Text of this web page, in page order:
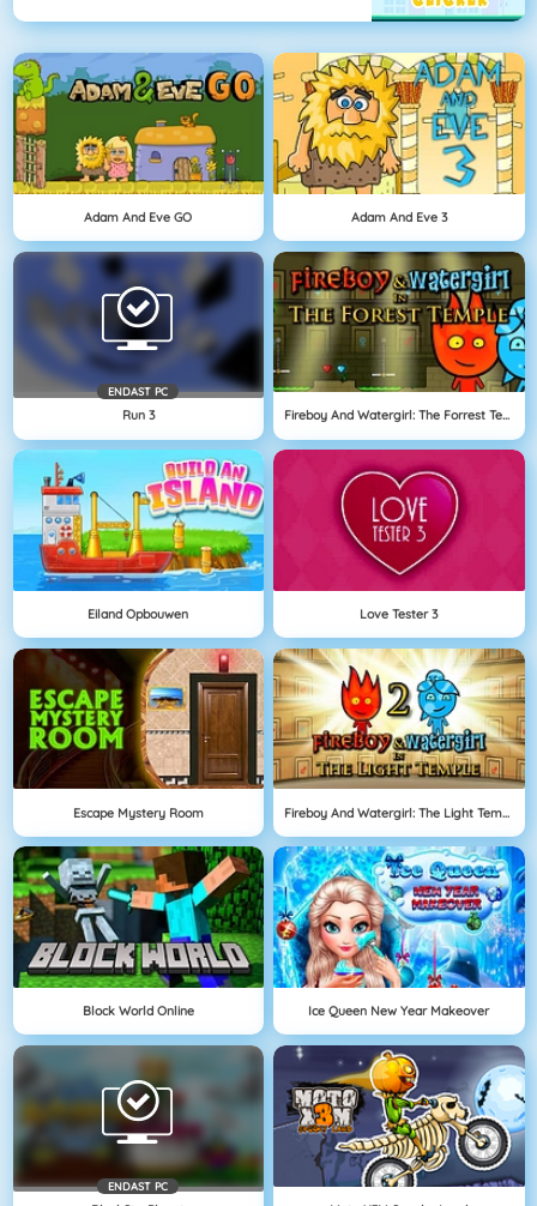
Adam And Eve GO Adam And Eve 3
ENDAST PC
Run 3 Fireboy And Watergirl: The Forrest Temple
Eiland Opbouwen Love Tester 3
Escape Mystery Room Fireboy And Watergirl: The Light Temple
Block World Online Ice Queen New Year Makeover
ENDAST PC